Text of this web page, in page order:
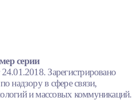
серии
Зарегистрировано
надзору в сфере связи,
и массовых коммуникаций.